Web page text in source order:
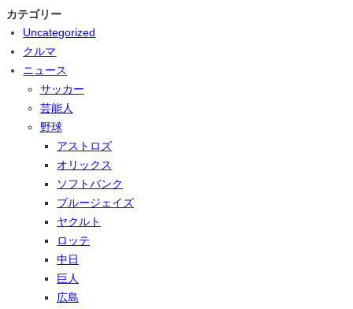
カテゴリー
Uncategorized
クルマ
ニュース
サッカー
芸能人
野球
アストロズ
オリックス
ソフトバンク
ブルージェイズ
ヤクルト
ロッテ
中日
巨人
広島